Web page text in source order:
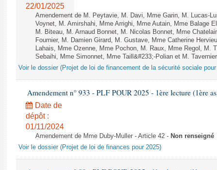
22/01/2025
Amendement de M. Peytavie, M. Davi, Mme Garin, M. Lucas-
Voynet, M. Amirshahi, Mme Arrighi, Mme Autain, Mme Balage
M. Biteau, M. Arnaud Bonnet, M. Nicolas Bonnet, Mme
Fournier, M. Damien Girard, M. Gustave, Mme Catherine
Lahais, Mme Ozenne, Mme Pochon, M. Raux, Mme Regol, M.
Sebaihi, Mme Simonnet, Mme Taill&#233;-Polian et M.
Voir le dossier (Projet de loi de financement de la sécurité sociale pour
Amendement n° 933 - PLF POUR 2025 - 1ère lecture (1ère
Date de
dépôt :
01/11/2024
Amendement de Mme Duby-Muller - Article 42 - Non renseigné
Voir le dossier (Projet de loi de finances pour 2025)